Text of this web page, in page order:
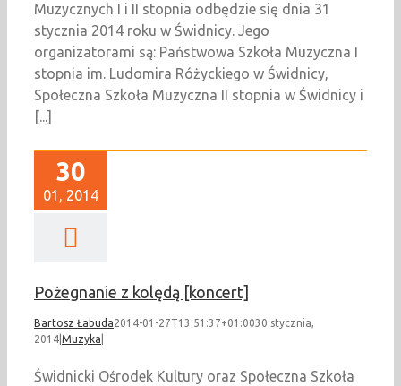
Muzycznych I i II stopnia odbędzie się dnia 31
stycznia 2014 roku w Świdnicy. Jego
organizatorami są: Państwowa Szkoła Muzyczna I
stopnia im. Ludomira Różyckiego w Świdnicy,
Społeczna Szkoła Muzyczna II stopnia w Świdnicy i
[...]
30
01, 2014
Pożegnanie z kolędą [koncert]
Bartosz Łabuda2014-01-27T13:51:37+01:0030 stycznia,
2014 Muzyka
Świdnicki Ośrodek Kultury oraz Społeczna Szkoła